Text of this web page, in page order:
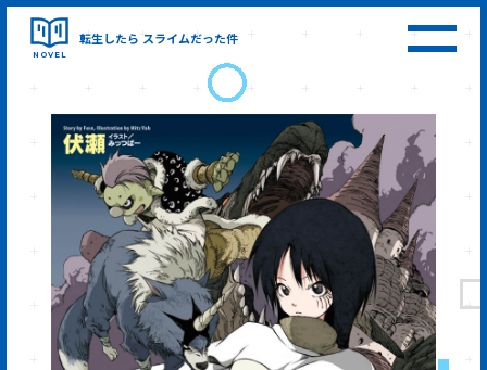
NOVEL
転生したら スライムだった件